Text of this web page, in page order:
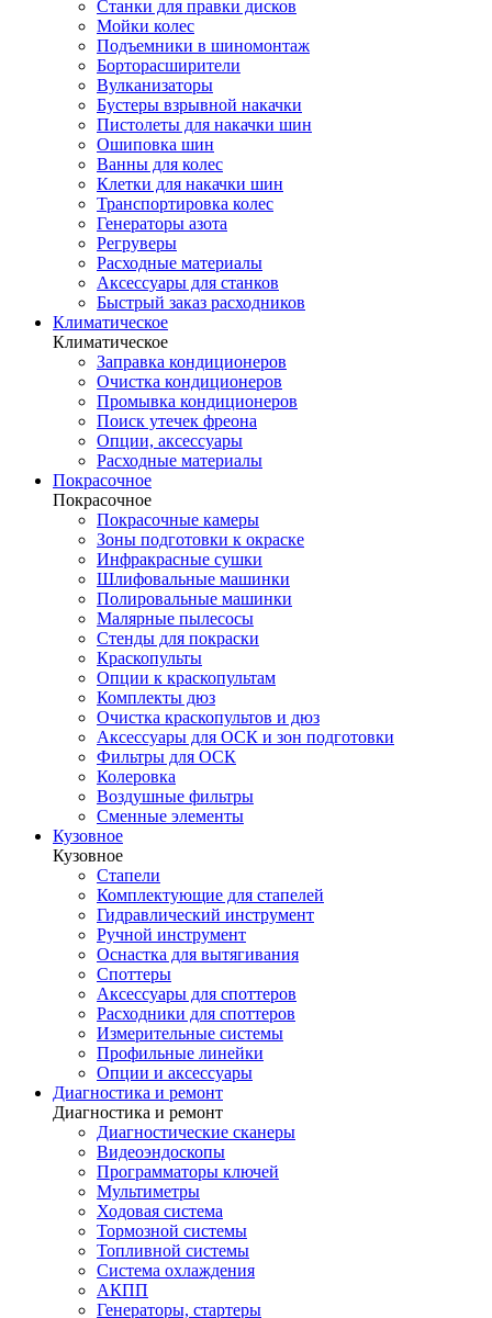
Станки для правки дисков
Мойки колес
Подъемники в шиномонтаж
Борторасширители
Вулканизаторы
Бустеры взрывной накачки
Пистолеты для накачки шин
Ошиповка шин
Ванны для колес
Клетки для накачки шин
Транспортировка колес
Генераторы азота
Регруверы
Расходные материалы
Аксессуары для станков
Быстрый заказ расходников
Климатическое
Климатическое
Заправка кондиционеров
Очистка кондиционеров
Промывка кондиционеров
Поиск утечек фреона
Опции, аксессуары
Расходные материалы
Покрасочное
Покрасочное
Покрасочные камеры
Зоны подготовки к окраске
Инфракрасные сушки
Шлифовальные машинки
Полировальные машинки
Малярные пылесосы
Стенды для покраски
Краскопульты
Опции к краскопультам
Комплекты дюз
Очистка краскопультов и дюз
Аксессуары для ОСК и зон подготовки
Фильтры для ОСК
Колеровка
Воздушные фильтры
Сменные элементы
Кузовное
Кузовное
Стапели
Комплектующие для стапелей
Гидравлический инструмент
Ручной инструмент
Оснастка для вытягивания
Споттеры
Аксессуары для споттеров
Расходники для споттеров
Измерительные системы
Профильные линейки
Опции и аксессуары
Диагностика и ремонт
Диагностика и ремонт
Диагностические сканеры
Видеоэндоскопы
Программаторы ключей
Мультиметры
Ходовая система
Тормозной системы
Топливной системы
Система охлаждения
АКПП
Генераторы, стартеры